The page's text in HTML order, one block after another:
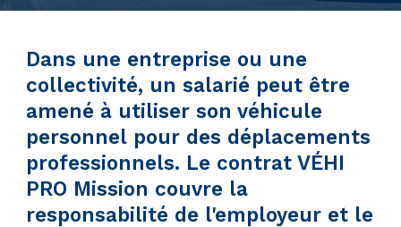
Dans une entreprise ou une
collectivité, un salarié peut être
amené à utiliser son véhicule
personnel pour des déplacements
professionnels. Le contrat VÉHI
PRO Mission couvre la
responsabilité de l'employeur et le